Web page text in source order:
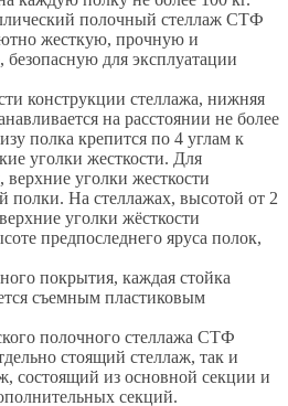
полочный стеллаж СТФ
жесткую, прочную и
для эксплуатации
конструкции стеллажа, нижняя
на расстоянии не более
полка крепится по 4 углам к
уголки жесткости. Для
уголки жесткости
полки. На стеллажах, высотой от 2
уголки жёсткости
предпоследнего яруса полок,
покрытия, каждая стойка
съемным пластиковым
полочного стеллажа СТФ
стоящий стеллаж, так и
состоящий из основной секции и
секций.